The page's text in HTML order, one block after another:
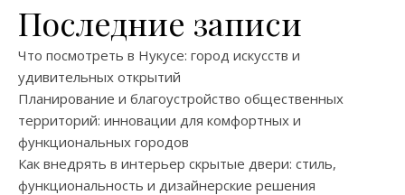
Последние записи
Что посмотреть в Нукусе: город искусств и
удивительных открытий
Планирование и благоустройство общественных
территорий: инновации для комфортных и
функциональных городов
Как внедрять в интерьер скрытые двери: стиль,
функциональность и дизайнерские решения